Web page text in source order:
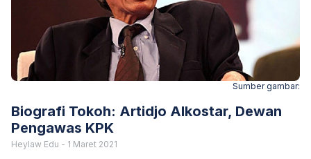
Sumber gambar:
Biografi Tokoh: Artidjo Alkostar, Dewan
Pengawas KPK
Heylaw Edu - 1 Maret 2021